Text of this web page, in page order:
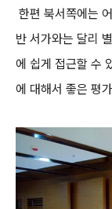
한편 북서쪽에는
반 서가와는 달리
에 쉽게 접근할 수
에 대해서 좋은 평